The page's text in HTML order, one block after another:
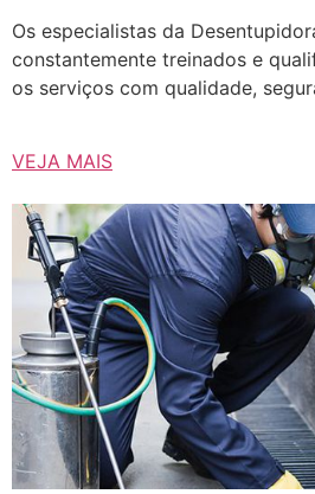
Os especialistas da
constantemente treinados e
os serviços com qualidade,
VEJA MAIS